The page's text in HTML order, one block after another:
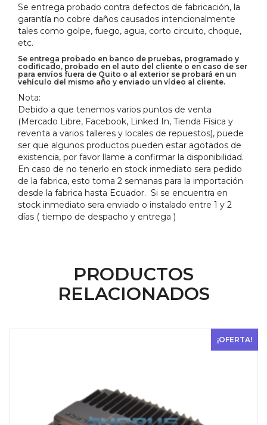
Se entrega probado contra defectos de fabricación, la
garantía no cobre daños causados intencionalmente
tales como golpe, fuego, agua, corto circuito, choque,
etc.
Se entrega probado en banco de pruebas, programado y
codificado, probado en el auto del cliente o en caso de ser
para envíos fuera de Quito o al exterior se probará en un
vehículo del mismo año y enviado un vídeo al cliente.
Nota:
Debido a que tenemos varios puntos de venta
(Mercado Libre, Facebook, Linked In, Tienda Física y
reventa a varios talleres y locales de repuestos), puede
ser que algunos productos pueden estar agotados de
existencia, por favor llame a confirmar la disponibilidad.
En caso de no tenerlo en stock inmediato sera pedido
de la fabrica, esto toma 2 semanas para la importación
desde la fabrica hasta Ecuador. Si se encuentra en
stock inmediato sera enviado o instalado entre 1 y 2
días ( tiempo de despacho y entrega )
PRODUCTOS
RELACIONADOS
¡OFERTA!